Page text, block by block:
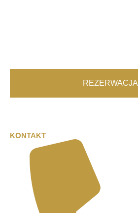
REZERWACJA
KONTAKT